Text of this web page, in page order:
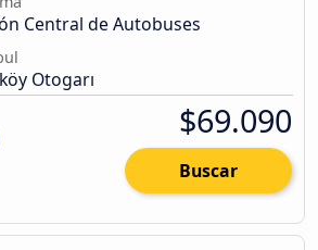
Central de Autobuses
Otogarı
$69.090
Buscar